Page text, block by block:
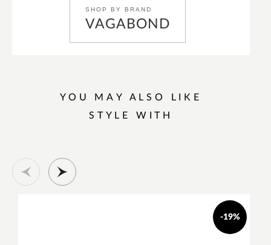
SHOP BY BRAND
VAGABOND
YOU MAY ALSO LIKE
STYLE WITH
-19%